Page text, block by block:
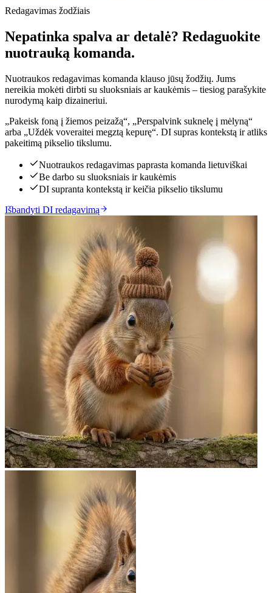
Redagavimas žodžiais
Nepatinka spalva ar detalė? Redaguokite
nuotrauką komanda.
Nuotraukos redagavimas komanda klauso jūsų žodžių. Jums
nereikia mokėti dirbti su sluoksniais ar kaukėmis – tiesiog parašykite
nurodymą kaip dizaineriui.
„Pakeisk foną į žiemos peizažą“, „Perspalvink suknelę į mėlyną“
arba „Uždėk voveraitei megztą kepurę“. DI supras kontekstą ir atliks
pakeitimą pikselio tikslumu.
Nuotraukos redagavimas paprasta komanda lietuviškai
Be darbo su sluoksniais ir kaukėmis
DI supranta kontekstą ir keičia pikselio tikslumu
Išbandyti DI redagavimą